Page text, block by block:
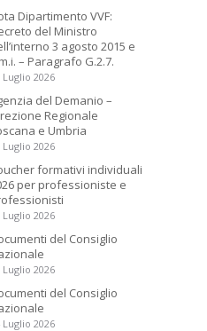
Dipartimento VVF:
del Ministro
3 agosto 2015 e
– Paragrafo G.2.7.
Luglio 2026
del Demanio –
Regionale
e Umbria
Luglio 2026
formativi individuali
per professioniste e
Luglio 2026
del Consiglio
Luglio 2026
del Consiglio
Luglio 2026